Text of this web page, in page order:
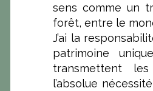
sens comme un
forêt, entre le
J’ai la
patrimoine
transmettent
l’absolue